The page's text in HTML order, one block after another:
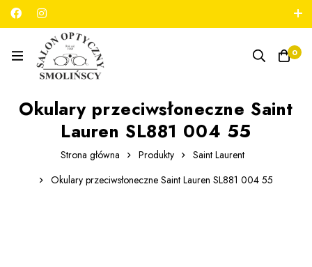
789 180 706
0
Okulary przeciwsłoneczne Saint
Lauren SL881 004 55
Strona główna Produkty
Saint Laurent
Okulary przeciwsłoneczne Saint Lauren SL881 004 55